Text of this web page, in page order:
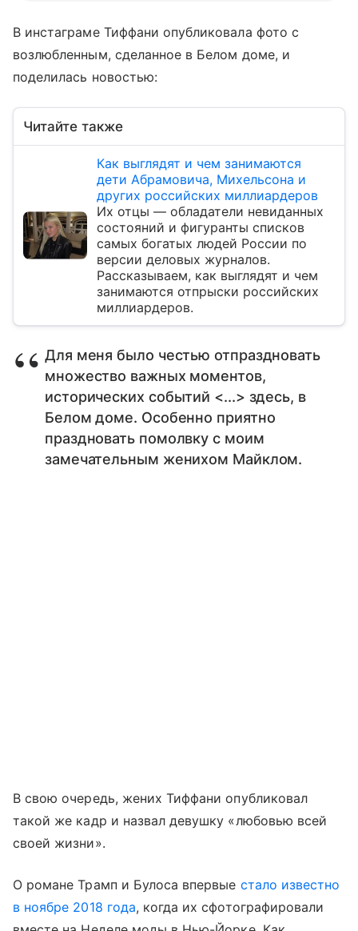
В инстаграме Тиффани опубликовала фото с
возлюбленным, сделанное в Белом доме, и
поделилась новостью:
Читайте также
Как выглядят и чем занимаются
дети Абрамовича, Михельсона и
других российских миллиардеров
Их отцы — обладатели невиданных
состояний и фигуранты списков
самых богатых людей России по
версии деловых журналов.
Рассказываем, как выглядят и чем
занимаются отпрыски российских
миллиардеров.
Для меня было честью отпраздновать
множество важных моментов,
исторических событий <...> здесь, в
Белом доме. Особенно приятно
праздновать помолвку с моим
замечательным женихом Майклом.
В свою очередь, жених Тиффани опубликовал
такой же кадр и назвал девушку «любовью всей
своей жизни».
О романе Трамп и Булоса впервые стало известно
в ноябре 2018 года, когда их сфотографировали